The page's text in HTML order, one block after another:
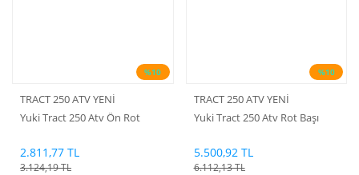
%10
TRACT 250 ATV YENİ
Yuki Tract 250 Atv Ön Rot
2.811,77 TL
3.124,19 TL
%10
TRACT 250 ATV YENİ
Yuki Tract 250 Atv Rot Başı
5.500,92 TL
6.112,13 TL